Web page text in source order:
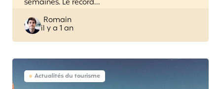
semaines. Le record…
Posted
by
Romain
il y a 1 an
Actualités du tourisme